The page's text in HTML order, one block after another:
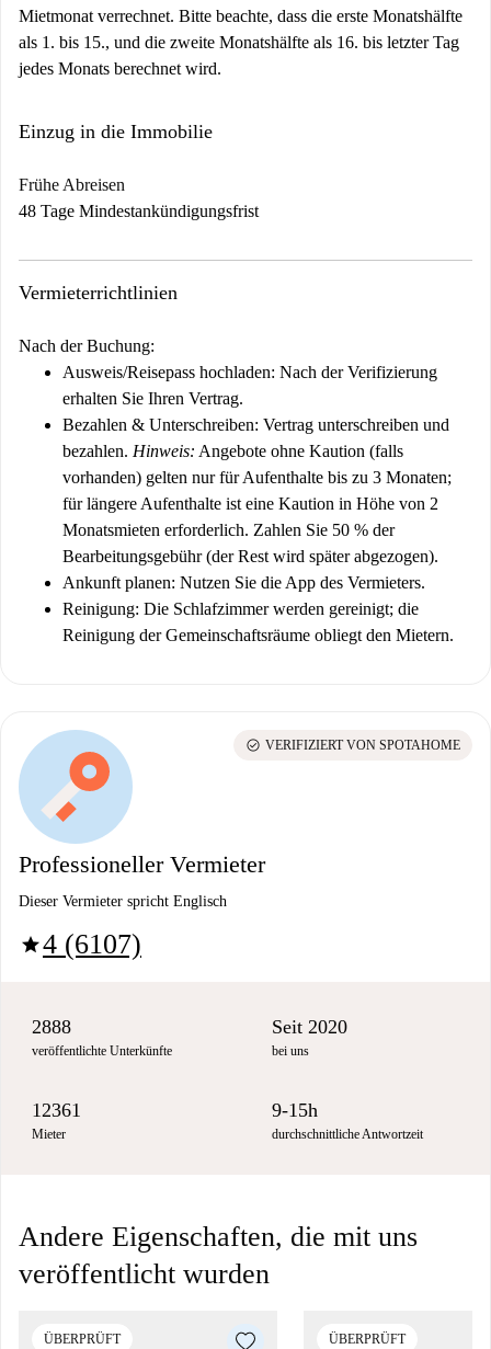
Mietmonat verrechnet. Bitte beachte, dass die erste Monatshälfte
als 1. bis 15., und die zweite Monatshälfte als 16. bis letzter Tag
jedes Monats berechnet wird.
Einzug in die Immobilie
Frühe Abreisen
48 Tage Mindestankündigungsfrist
Vermieterrichtlinien
Nach der Buchung:
Ausweis/Reisepass hochladen: Nach der Verifizierung
erhalten Sie Ihren Vertrag.
Bezahlen & Unterschreiben: Vertrag unterschreiben und
bezahlen. Hinweis: Angebote ohne Kaution (falls
vorhanden) gelten nur für Aufenthalte bis zu 3 Monaten;
für längere Aufenthalte ist eine Kaution in Höhe von 2
Monatsmieten erforderlich. Zahlen Sie 50 % der
Bearbeitungsgebühr (der Rest wird später abgezogen).
Ankunft planen: Nutzen Sie die App des Vermieters.
Reinigung: Die Schlafzimmer werden gereinigt; die
Reinigung der Gemeinschaftsräume obliegt den Mietern.
Professioneller Vermieter
Dieser Vermieter spricht Englisch
star4 (6107)
check_circle VERIFIZIERT VON SPOTAHOME
2888
veröffentlichte Unterkünfte
Seit 2020
bei uns
12361
Mieter
9-15h
durchschnittliche Antwortzeit
Andere Eigenschaften, die mit uns
veröffentlicht wurden
ÜBERPRÜFT ÜBERPRÜFT